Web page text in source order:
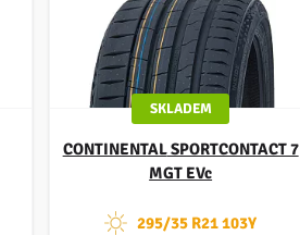
SKLADEM
CONTINENTALSPORTCONTACT 7
MGT EVc
295/35 R21 103Y